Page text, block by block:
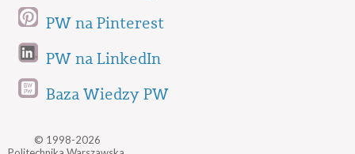
PW na Pinterest
PW na LinkedIn
Baza Wiedzy PW
© 1998-2026